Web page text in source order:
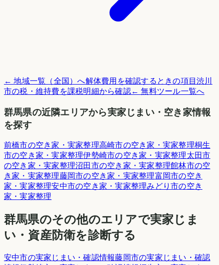
← 地域一覧（全国）へ解体費用を確認するときの項目渋川
市の税・維持費を課税明細から確認← 無料ツール一覧へ
群馬県の近隣エリアから実家じまい・空き家情報
を探す
前橋市の空き家・実家整理高崎市の空き家・実家整理桐生
市の空き家・実家整理伊勢崎市の空き家・実家整理太田市
の空き家・実家整理沼田市の空き家・実家整理館林市の空
き家・実家整理藤岡市の空き家・実家整理富岡市の空き
家・実家整理安中市の空き家・実家整理みどり市の空き
家・実家整理
群馬県のその他のエリアで実家じま
い・資産防衛を診断する
安中市の実家じまい・確認情報藤岡市の実家じまい・確認